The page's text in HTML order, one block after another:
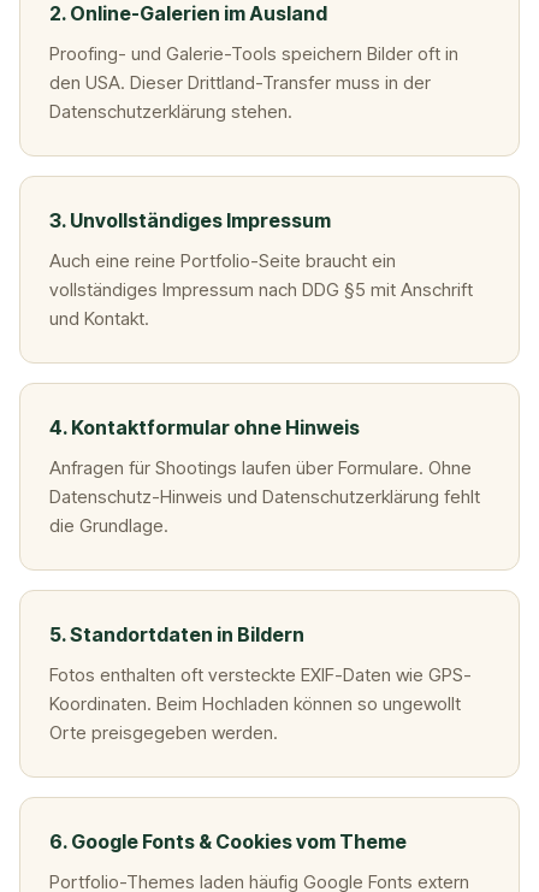
2. Online-Galerien im Ausland
Proofing- und Galerie-Tools speichern Bilder oft in
den USA. Dieser Drittland-Transfer muss in der
Datenschutzerklärung stehen.
3. Unvollständiges Impressum
Auch eine reine Portfolio-Seite braucht ein
vollständiges Impressum nach DDG §5 mit Anschrift
und Kontakt.
4. Kontaktformular ohne Hinweis
Anfragen für Shootings laufen über Formulare. Ohne
Datenschutz-Hinweis und Datenschutzerklärung fehlt
die Grundlage.
5. Standortdaten in Bildern
Fotos enthalten oft versteckte EXIF-Daten wie GPS-
Koordinaten. Beim Hochladen können so ungewollt
Orte preisgegeben werden.
6. Google Fonts & Cookies vom Theme
Portfolio-Themes laden häufig Google Fonts extern